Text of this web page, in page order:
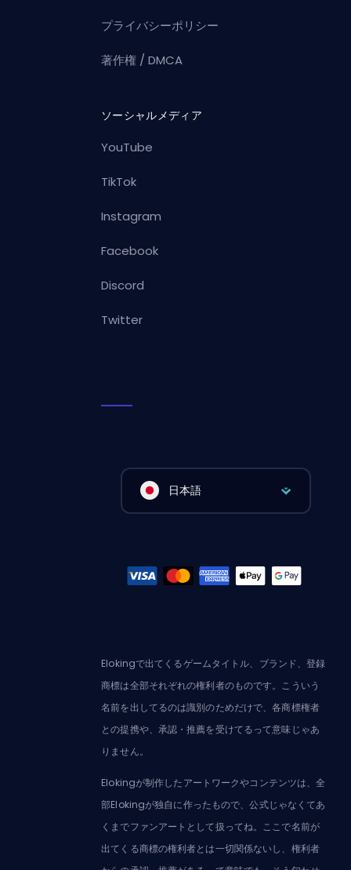
プライバシーポリシー
著作権 / DMCA
ソーシャルメディア
YouTube
TikTok
Instagram
Facebook
Discord
Twitter
日本語
Elokingで出てくるゲームタイトル、ブランド、登録
商標は全部それぞれの権利者のものです。こういう
名前を出してるのは識別のためだけで、各商標権者
との提携や、承認・推薦を受けてるって意味じゃあ
りません。
Elokingが制作したアートワークやコンテンツは、全
部Elokingが独自に作ったもので、公式じゃなくてあ
くまでファンアートとして扱ってね。ここで名前が
出てくる商標の権利者とは一切関係ないし、権利者